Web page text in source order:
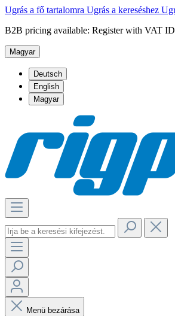
Ugrás a fő tartalomra Ugrás a kereséshez
B2B pricing available: Register with VAT ID
Magyar
Deutsch
English
Magyar
Menü bezárása